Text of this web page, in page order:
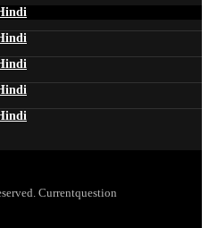
Currentquestion